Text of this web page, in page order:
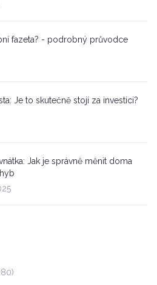
fazeta? - podrobný průvodce
Je to skutečně stojí za investici?
Jak je správně měnit doma